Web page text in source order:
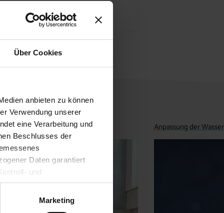
Über Cookies
anbieten zu können
Verwendung unserer
eine Verarbeitung und
Beschlusses der
Daten garantiert
und
Marketing
Anpassung der